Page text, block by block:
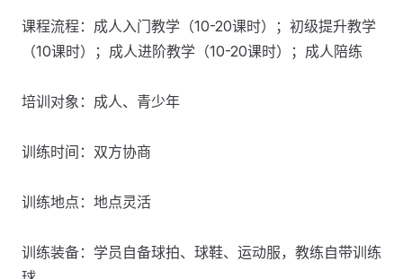
课程流程：成人入门教学（10-20课时）；初级提升教学
（10课时）；成人进阶教学（10-20课时）；成人陪练
培训对象：成人、青少年
训练时间：双方协商
训练地点：地点灵活
训练装备：学员自备球拍、球鞋、运动服，教练自带训练